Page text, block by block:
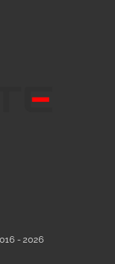
- 2026